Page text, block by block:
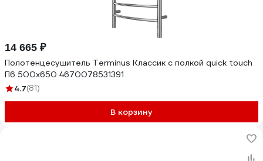
14 665 ₽
Полотенцесушитель Terminus Классик с полкой quick touch
П6 500x650 4670078531391
4.7(81)
В корзину